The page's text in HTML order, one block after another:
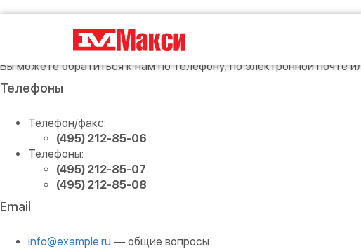
доставки мебели к Вам домой).
Вы можете обратиться к нам по телефону, по электронной почте
Телефоны
Телефон/факс:
(495) 212-85-06
Телефоны:
(495) 212-85-07
(495) 212-85-08
Email
info@example.ru — общие вопросы